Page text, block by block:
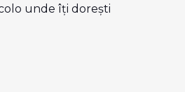
unde îţi doreşti